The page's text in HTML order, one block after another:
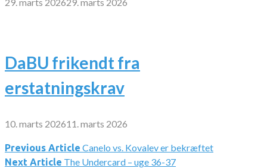
DaBU frikendt fra
erstatningskrav
10. marts 202611. marts 2026
Indlægsnavigation
Previous Article Canelo vs. Kovalev er bekræftet
Next Article The Undercard – uge 36-37